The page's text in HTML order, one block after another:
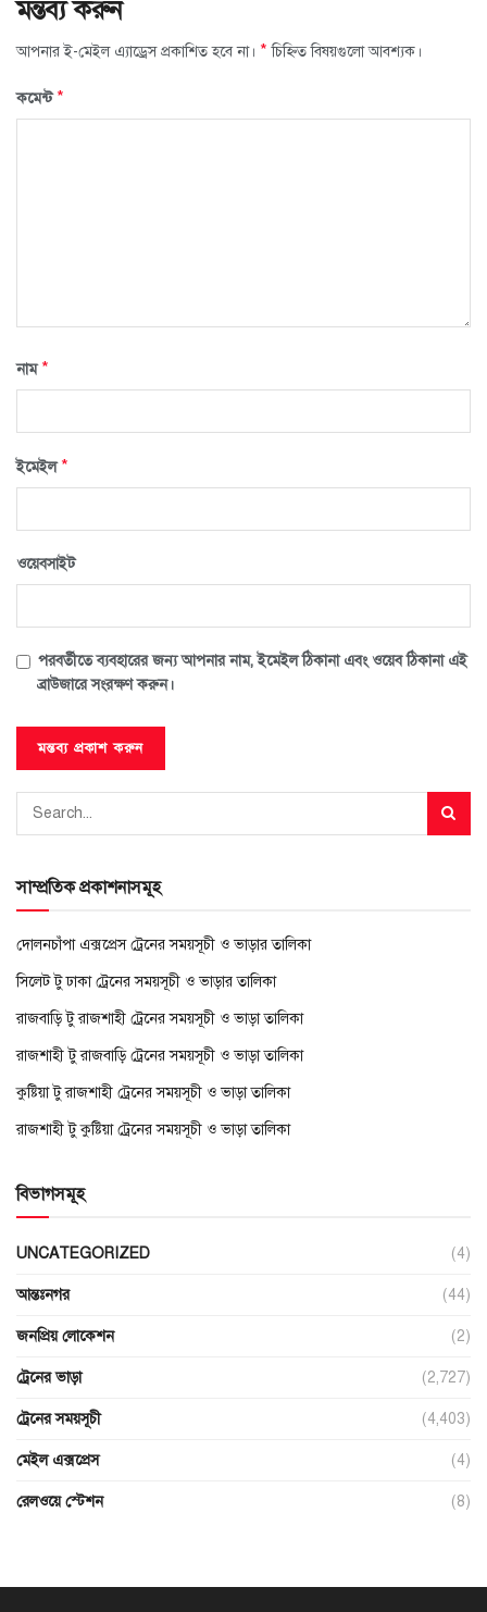
মন্তব্য করুন
আপনার ই-মেইল এ্যাড্রেস প্রকাশিত হবে না। * চিহ্নিত বিষয়গুলো আবশ্যক।
কমেন্ট*
নাম*
ইমেইল*
ওয়েবসাইট
পরবর্তীতে ব্যবহারের জন্য আপনার নাম, ইমেইল ঠিকানা এবং ওয়েব ঠিকানা এই
ব্রাউজারে সংরক্ষণ করুন।
সাম্প্রতিক প্রকাশনাসমূহ
দোলনচাঁপা এক্সপ্রেস ট্রেনের সময়সূচী ও ভাড়ার তালিকা
সিলেট টু ঢাকা ট্রেনের সময়সূচী ও ভাড়ার তালিকা
রাজবাড়ি টু রাজশাহী ট্রেনের সময়সূচী ও ভাড়া তালিকা
রাজশাহী টু রাজবাড়ি ট্রেনের সময়সূচী ও ভাড়া তালিকা
কুষ্টিয়া টু রাজশাহী ট্রেনের সময়সূচী ও ভাড়া তালিকা
রাজশাহী টু কুষ্টিয়া ট্রেনের সময়সূচী ও ভাড়া তালিকা
বিভাগসমূহ
UNCATEGORIZED (4)
আন্তঃনগর (44)
জনপ্রিয় লোকেশন (2)
ট্রেনের ভাড়া (2,727)
ট্রেনের সময়সূচী (4,403)
মেইল এক্সপ্রেস (4)
রেলওয়ে স্টেশন (8)